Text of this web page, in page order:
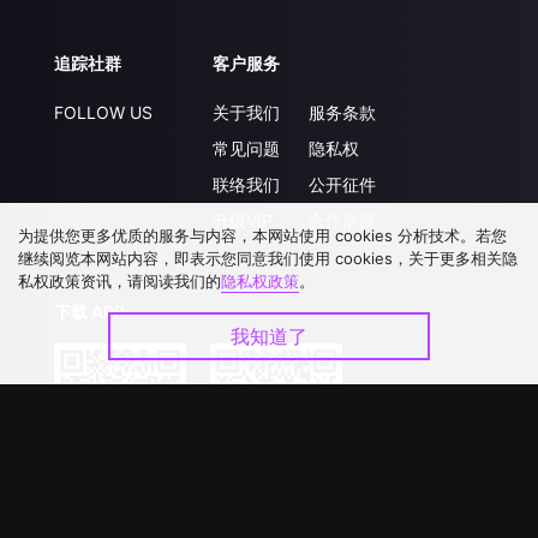
追踪社群
FOLLOW US
客户服务
关于我们
常见问题
联络我们
服务条款
隐私权
公开征件
下载 APP
为提供您更多优质的服务与内容，本网站使用 cookies 分析技术。若您
继续阅览本网站内容，即表示您同意我们使用 cookies，关于更多相关隐
私权政策资讯，请阅读我们的隐私权政策。
我知道了